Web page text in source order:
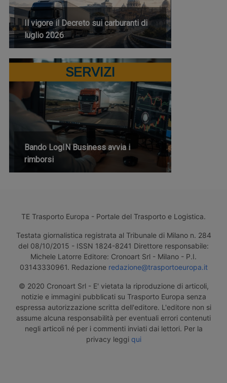
Il vigore il Decreto sui carburanti di
luglio 2026
SERVIZI
Bando LogIN Business avvia i
rimborsi
TE Trasporto Europa - Portale del Trasporto e Logistica.
Testata giornalistica registrata al Tribunale di Milano n. 284
del 08/10/2015 - ISSN 1824-8241 Direttore responsabile:
Michele Latorre Editore: Cronoart Srl - Milano - P.I.
03143330961. Redazione redazione@trasportoeuropa.it
© 2020 Cronoart Srl - E' vietata la riproduzione di articoli,
notizie e immagini pubblicati su Trasporto Europa senza
espressa autorizzazione scritta dell'editore. L'editore non si
assume alcuna responsabilità per eventuali errori contenuti
negli articoli né per i commenti inviati dai lettori. Per la
privacy leggi qui